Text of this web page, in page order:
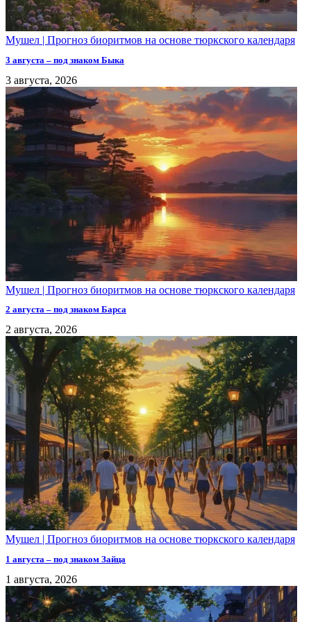
Мушел | Прогноз биоритмов на основе тюркского календаря
3 августа – под знаком Быка
3 августа, 2026
Мушел | Прогноз биоритмов на основе тюркского календаря
2 августа – под знаком Барса
2 августа, 2026
Мушел | Прогноз биоритмов на основе тюркского календаря
1 августа – под знаком Зайца
1 августа, 2026